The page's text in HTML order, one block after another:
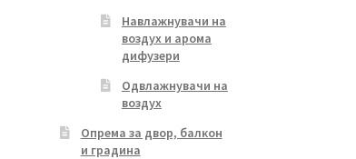
Навлажнувачи на
воздух и арома
дифузери
Одвлажнувачи на
воздух
Опрема за двор, балкон
и градина